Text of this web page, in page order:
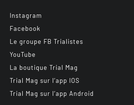
Instagram
Facebook
Le groupe FB Trialistes
YouTube
La boutique Trial Mag
Trial Mag sur l’app IOS
Trial Mag sur l’app Android